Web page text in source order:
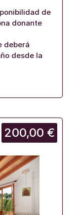
de
donante
deberá
desde la
200,00 €